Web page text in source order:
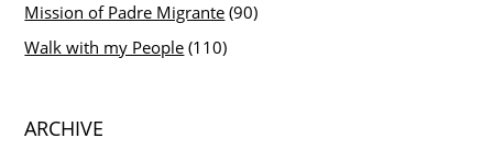
Mission of Padre Migrante (90)
Walk with my People (110)
ARCHIVE